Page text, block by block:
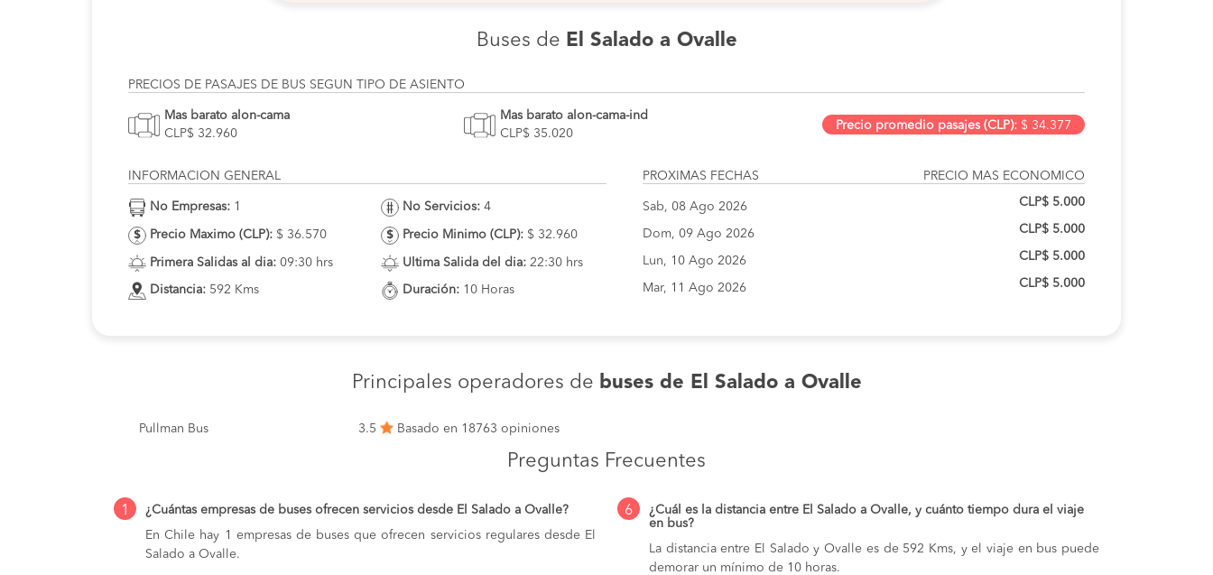
Buses de El Salado a Ovalle
PRECIOS DE PASAJES DE BUS SEGUN TIPO DE ASIENTO
Mas barato alon-cama
CLP$ 32.960
Mas barato alon-cama-ind
CLP$ 35.020
Precio promedio pasajes (CLP): $ 34.377
INFORMACION GENERAL
No Empresas: 1
Precio Maximo (CLP): $ 36.570
Primera Salidas al dia: 09:30 hrs
Distancia: 592 Kms
No Servicios: 4
Precio Minimo (CLP): $ 32.960
Ultima Salida del dia: 22:30 hrs
Duración: 10 Horas
PROXIMAS FECHAS PRECIO MAS ECONOMICO
Sab, 08 Ago 2026
Dom, 09 Ago 2026
Lun, 10 Ago 2026
Mar, 11 Ago 2026
CLP$ 5.000
CLP$ 5.000
CLP$ 5.000
CLP$ 5.000
Principales operadores de buses de El Salado a Ovalle
Pullman Bus 3.5 Basado en 18763 opiniones
Preguntas Frecuentes
1
¿Cuántas empresas de buses ofrecen servicios desde El Salado a Ovalle?
En Chile hay 1 empresas de buses que ofrecen servicios regulares desde El
Salado a Ovalle.
6
¿Cuál es la distancia entre El Salado a Ovalle, y cuánto tiempo dura el viaje
en bus?
La distancia entre El Salado y Ovalle es de 592 Kms, y el viaje en bus puede
demorar un mínimo de 10 horas.